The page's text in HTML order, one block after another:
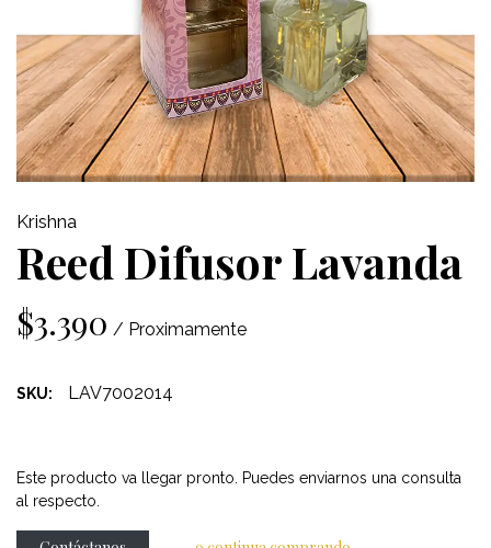
Krishna
Reed Difusor Lavanda
$3.390 / Proximamente
SKU: LAV7002014
Este producto va llegar pronto. Puedes enviarnos una consulta
al respecto.